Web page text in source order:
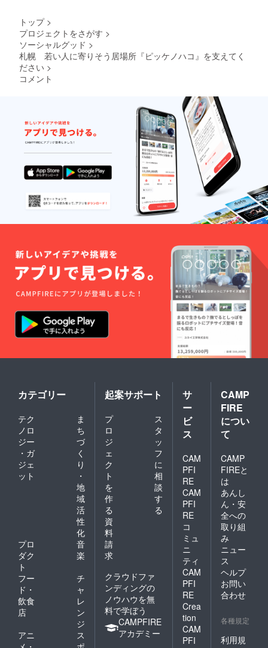
トップ >
プロジェクトをさがす >
ソーシャルグッド >
札幌 若い人に寄りそう居場所『ピッケノハコ』を支えてく
ださい >
コメント
カテゴリー
テク
ノロ
ジー
・ガ
ジェ
ット
ま
ち
づ
く
り
・
地
域
活
性
化
プロ
ダク
ト
音
楽
フー
ド・
飲食
店
チ
ャ
レ
ン
ジ
アニ
ス
起案サポート
プ
ロ
ジ
ェ
ク
ト
を
作
る
ス
タ
ッ
フ
に
相
談
す
る
資
料
請
求
クラウドファ
ンディングの
ノウハウを無
料で学ぼう
CAMPFIRE
アカデミー
サ
ー
ビ
ス
CAM
PFI
RE
CAM
PFI
RE
コ
ミュ
ニ
ティ
CAM
PFI
RE
Crea
tion
CAM
PFI
CAMP
FIRE
につい
て
CAMP
FIREと
は
あんし
ん・安
全への
取り組
み
ニュー
ス
ヘルプ
お問い
合わせ
各種規定
利用規